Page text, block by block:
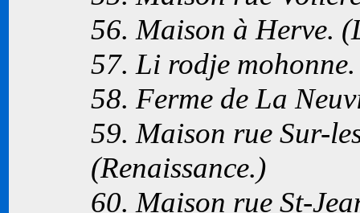
56. Maison à Herve.
57. Li rodje mohonne.
58. Ferme de La
59. Maison rue Sur-
(Renaissance.)
60. Maison rue St-